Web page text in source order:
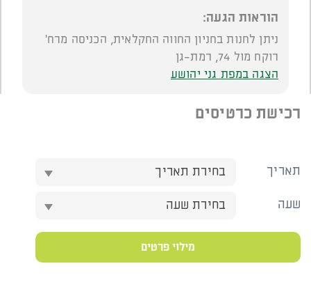
הוראות הגעה:
ניתן לחנות בחניון החווה החקלאית, הכניסה מרח'
רוקח מול 74, רמת-גן
הצגה במפת גני יהושע
רכישת כרטיסים
תאריך בחירת תאריך
שעה בחירת שעה
מילוי פרטים